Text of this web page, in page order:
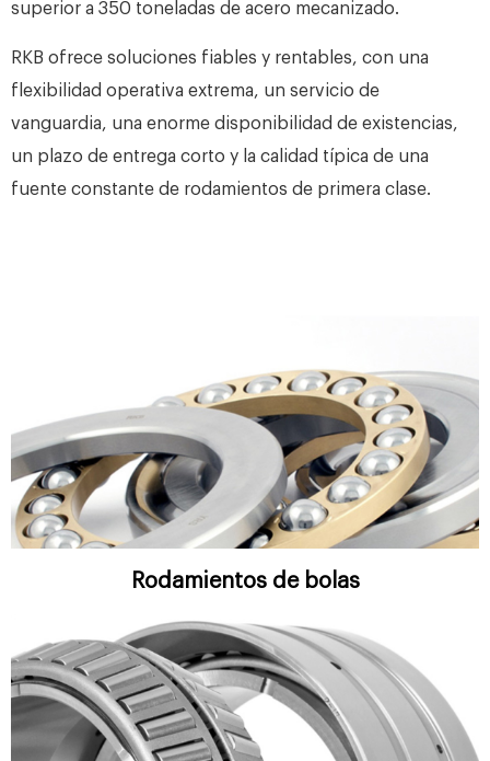
superior a 350 toneladas de acero mecanizado.
RKB ofrece soluciones fiables y rentables, con una
flexibilidad operativa extrema, un servicio de
vanguardia, una enorme disponibilidad de existencias,
un plazo de entrega corto y la calidad típica de una
fuente constante de rodamientos de primera clase.
Rodamientos de bolas